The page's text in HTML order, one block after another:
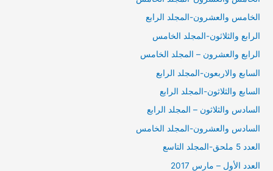
الخامس والعشرون-المجلد الرابع
الرابع والثلاثون-المجلد الخامس
الرابع والعشرون – المجلد الخامس
السابع والاربعون-المجلد الرابع
السابع والثلاثون-المجلد الرابع
السادس والثلاثون – المجلد الرابع
السادس والعشرون-المجلد الخامس
العدد 5 ملحق-المجلد التاسع
العدد الأول – مارس 2017